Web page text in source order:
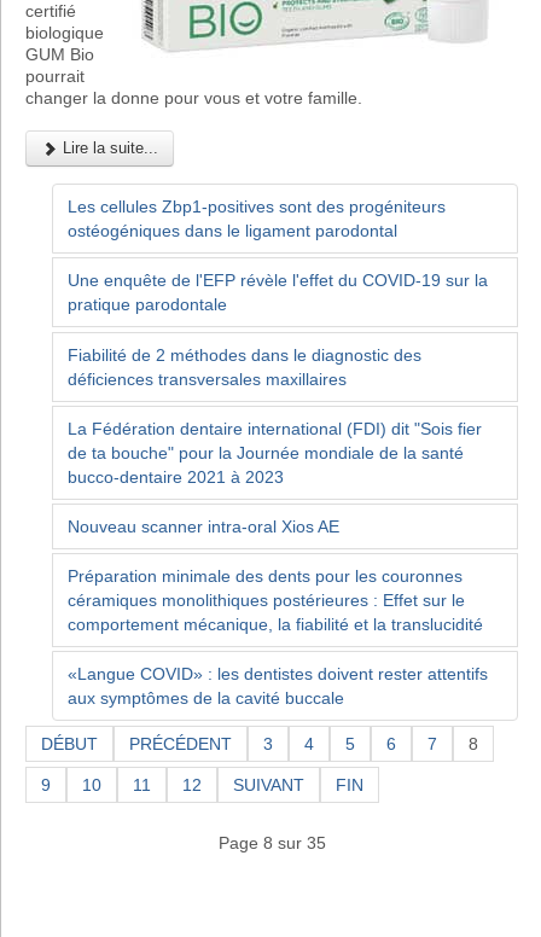
certifié
biologique
GUM Bio
pourrait
changer la donne pour vous et votre famille.
Lire la suite...
Les cellules Zbp1-positives sont des progéniteurs
ostéogéniques dans le ligament parodontal
Une enquête de l'EFP révèle l'effet du COVID-19 sur la
pratique parodontale
Fiabilité de 2 méthodes dans le diagnostic des
déficiences transversales maxillaires
La Fédération dentaire international (FDI) dit "Sois fier
de ta bouche" pour la Journée mondiale de la santé
bucco-dentaire 2021 à 2023
Nouveau scanner intra-oral Xios AE
Préparation minimale des dents pour les couronnes
céramiques monolithiques postérieures : Effet sur le
comportement mécanique, la fiabilité et la translucidité
«Langue COVID» : les dentistes doivent rester attentifs
aux symptômes de la cavité buccale
DÉBUT PRÉCÉDENT 3 4 5 6 7 8
9 10 11 12 SUIVANT FIN
Page 8 sur 35